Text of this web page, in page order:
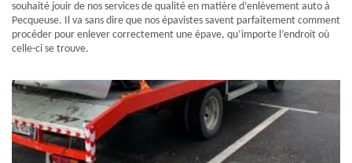
souhaité jouir de nos services de qualité en matière d’enlèvement auto à
Pecqueuse. Il va sans dire que nos épavistes savent parfaitement comment
procéder pour enlever correctement une épave, qu’importe l’endroit où
celle-ci se trouve.